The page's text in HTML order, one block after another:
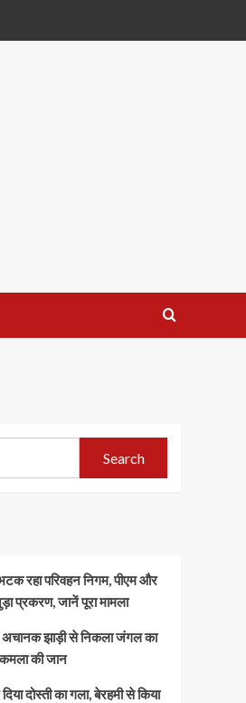
Search
रहा परिवहन निगम, पीएम और
प्रकरण, जानें पूरा मामला
अचानक झाड़ी से निकला जंगल का
की जान
दोस्ती का गला, बेरहमी से किया